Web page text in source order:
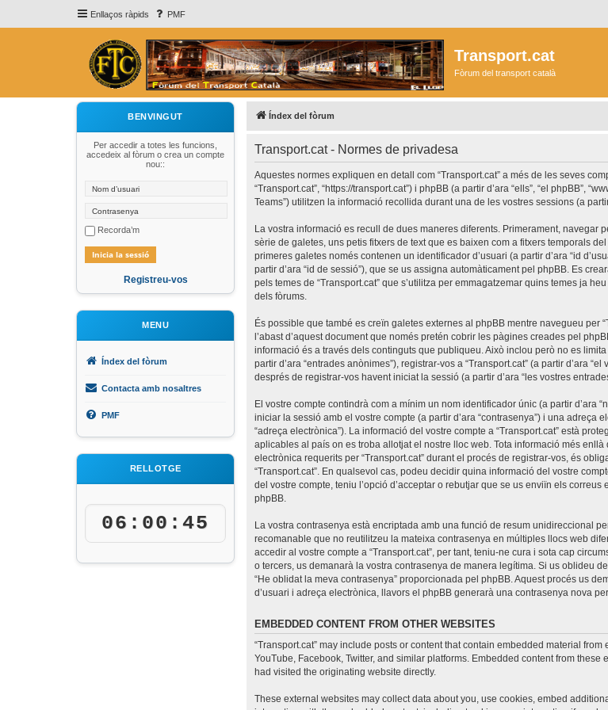
Enllaços ràpids PMF
Transport.cat
Fòrum del transport català
BENVINGUT
Per accedir a totes les funcions,
accedeix al fòrum o crea un compte
nou::
Recorda’m
Registreu-vos
MENU
Índex del fòrum
Contacta amb nosaltres
PMF
RELLOTGE
06:00:45
Índex del fòrum
Transport.cat - Normes de privadesa
Aquestes normes expliquen en detall com “Transport.cat” a més de les seves
“Transport.cat”, “https://transport.cat”) i phpBB (a partir d’ara “ells”, “el phpBB”,
Teams”) utilitzen la informació recollida durant una de les vostres sessions (a partir
La vostra informació es recull de dues maneres diferents. Primerament, navegar
sèrie de galetes, uns petis fitxers de text que es baixen com a fitxers temporals
primeres galetes només contenen un identificador d’usuari (a partir d’ara “id
partir d’ara “id de sessió”), que se us assigna automàticament pel phpBB. Es
pels temes de “Transport.cat” que s’utilitza per emmagatzemar quins temes ja
dels fòrums.
És possible que també es creïn galetes externes al phpBB mentre navegueu per
l’abast d’aquest document que només pretén cobrir les pàgines creades pel
informació és a través dels continguts que publiqueu. Això inclou però no es
partir d’ara “entrades anònimes”), registrar-vos a “Transport.cat” (a partir d’ara
després de registrar-vos havent iniciat la sessió (a partir d’ara “les vostres
El vostre compte contindrà com a mínim un nom identificador únic (a partir d’ara
iniciar la sessió amb el vostre compte (a partir d’ara “contrasenya”) i una adreça
“adreça electrònica”). La informació del vostre compte a “Transport.cat” està
aplicables al país on es troba allotjat el nostre lloc web. Tota informació més enllà
electrònica requerits per “Transport.cat” durant el procés de registrar-vos, és
“Transport.cat”. En qualsevol cas, podeu decidir quina informació del vostre
del vostre compte, teniu l’opció d’acceptar o rebutjar que se us enviïn els
phpBB.
La vostra contrasenya està encriptada amb una funció de resum unidireccional
recomanable que no reutilitzeu la mateixa contrasenya en múltiples llocs web
accedir al vostre compte a “Transport.cat”, per tant, teniu-ne cura i sota cap
o tercers, us demanarà la vostra contrasenya de manera legítima. Si us oblideu
“He oblidat la meva contrasenya” proporcionada pel phpBB. Aquest procés us
d’usuari i adreça electrònica, llavors el phpBB generarà una contrasenya nova
EMBEDDED CONTENT FROM OTHER WEBSITES
“Transport.cat” may include posts or content that contain embedded material
YouTube, Facebook, Twitter, and similar platforms. Embedded content from
had visited the originating website directly.
These external websites may collect data about you, use cookies, embed